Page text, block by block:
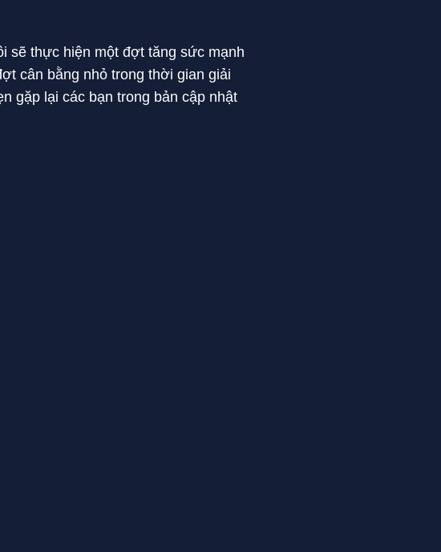
sẽ thực hiện một đợt tăng sức mạnh
cân bằng nhỏ trong thời gian giải
gặp lại các bạn trong bản cập nhật